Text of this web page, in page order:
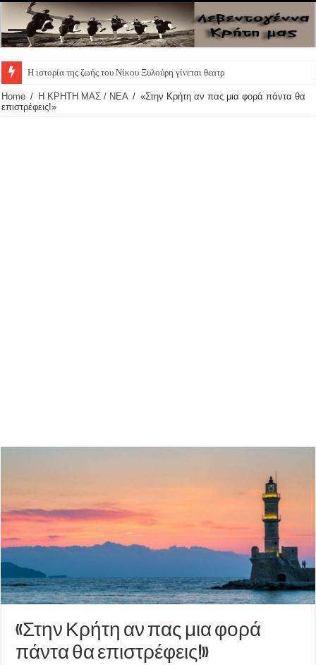
Η ιστορία της ζωής του Νίκου Ξυλούρη γίνεται θεατρική
Home / Η ΚΡΗΤΗ ΜΑΣ / ΝΕΑ / «Στην Κρήτη αν πας μια φορά πάντα θα
επιστρέφεις!»
«Στην Κρήτη αν πας μια φορά
πάντα θα επιστρέφεις!»